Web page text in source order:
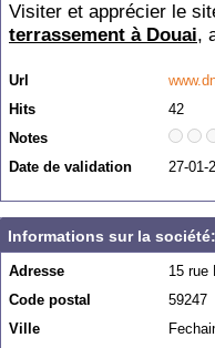
Visiter et apprécier le
terrassement à Douai,
Url
Hits
42
Notes
Date de validation
27-01-
Informations sur la
Adresse
15 rue
Code postal
59247
Ville